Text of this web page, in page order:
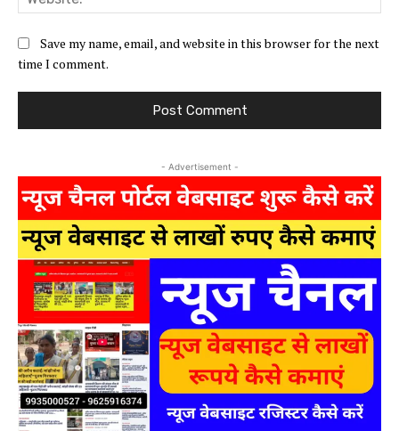
Save my name, email, and website in this browser for the next
time I comment.
- Advertisement -